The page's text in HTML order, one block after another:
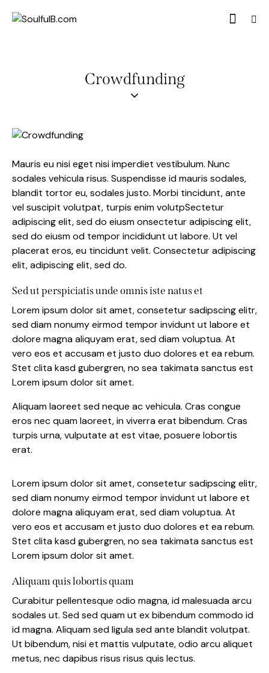
Crowdfunding
Mauris eu nisi eget nisi imperdiet vestibulum. Nunc
sodales vehicula risus. Suspendisse id mauris sodales,
blandit tortor eu, sodales justo. Morbi tincidunt, ante
vel suscipit volutpat, turpis enim volutpSectetur
adipiscing elit, sed do eiusm onsectetur adipiscing elit,
sed do eiusm od tempor incididunt ut labore. Ut vel
placerat eros, eu tincidunt velit. Consectetur adipiscing
elit, adipiscing elit, sed do.
Sed ut perspiciatis unde omnis iste natus et
Lorem ipsum dolor sit amet, consetetur sadipscing elitr,
sed diam nonumy eirmod tempor invidunt ut labore et
dolore magna aliquyam erat, sed diam voluptua. At
vero eos et accusam et justo duo dolores et ea rebum.
Stet clita kasd gubergren, no sea takimata sanctus est
Lorem ipsum dolor sit amet.
Aliquam laoreet sed neque ac vehicula. Cras congue
eros nec quam laoreet, in viverra erat bibendum. Cras
turpis urna, vulputate at est vitae, posuere lobortis
erat.
Lorem ipsum dolor sit amet, consetetur sadipscing elitr,
sed diam nonumy eirmod tempor invidunt ut labore et
dolore magna aliquyam erat, sed diam voluptua. At
vero eos et accusam et justo duo dolores et ea rebum.
Stet clita kasd gubergren, no sea takimata sanctus est
Lorem ipsum dolor sit amet.
Aliquam quis lobortis quam
Curabitur pellentesque odio magna, id malesuada arcu
sodales ut. Sed sed quam ut ex bibendum commodo id
id magna. Aliquam sed ligula sed ante blandit volutpat.
Ut bibendum, nisi et mattis vulputate, odio arcu aliquet
metus, nec dapibus risus risus quis lectus.